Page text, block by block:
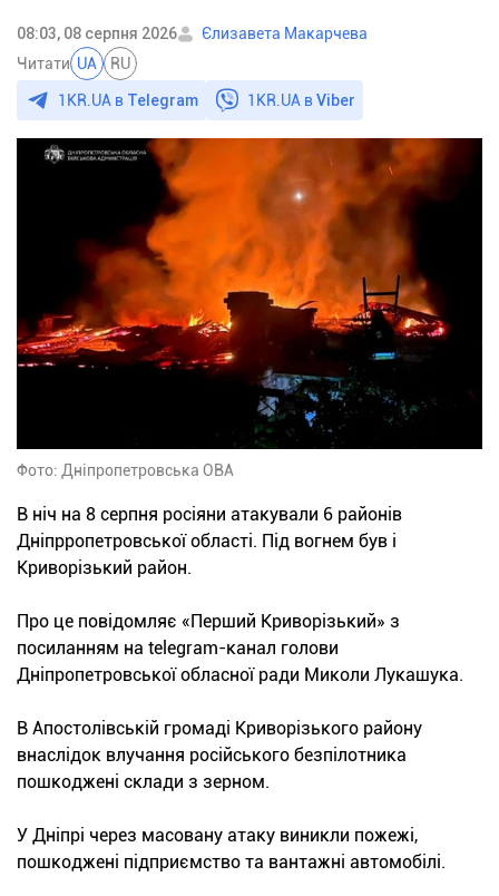
08:03, 08 серпня 2026
Єлизавета Макарчева
Читати UA RU
1KR.UA в Telegram 1KR.UA вViber
Фото: Дніпропетровська ОВА
В ніч на 8 серпня росіяни атакували 6 районів
Дніпрропетровської області. Під вогнем був і
Криворізький район.
Про це повідомляє «Перший Криворізький» з
посиланням на telegram-канал голови
Дніпропетровської обласної ради Миколи Лукашука.
В Апостолівській громаді Криворізького району
внаслідок влучання російського безпілотника
пошкоджені склади з зерном.
У Дніпрі через масовану атаку виникли пожежі,
пошкоджені підприємство та вантажні автомобілі.